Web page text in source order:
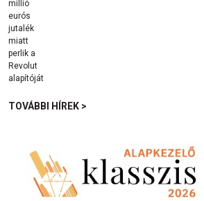
TOVÁBBI HÍREK >